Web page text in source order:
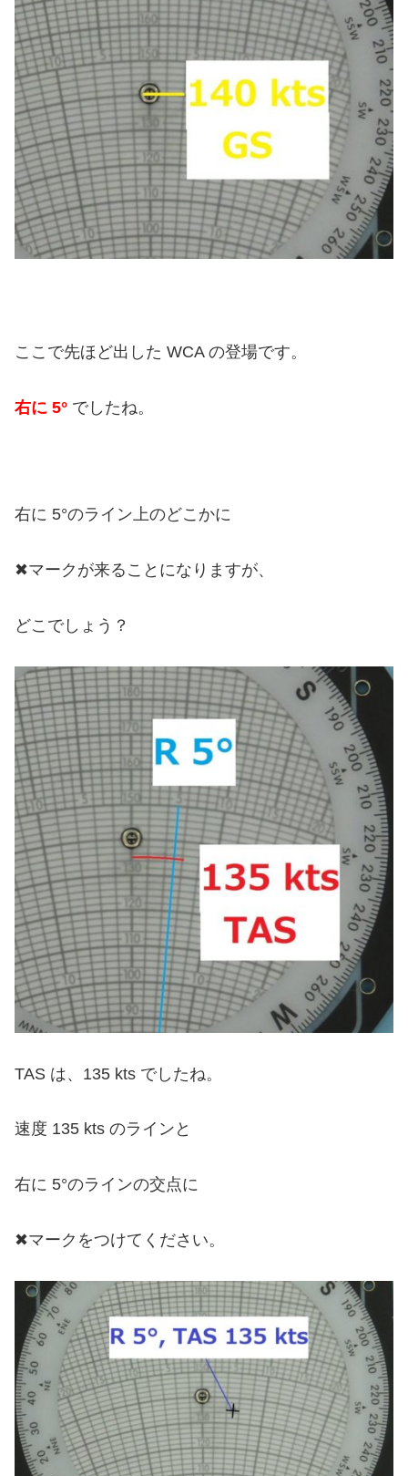
ここで先ほど出した WCA の登場です。
右に 5° でしたね。
右に 5°のライン上のどこかに
✖︎マークが来ることになりますが、
どこでしょう？
TAS は、135 kts でしたね。
速度 135 kts のラインと
右に 5°のラインの交点に
✖︎マークをつけてください。